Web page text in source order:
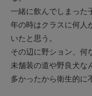
一緒に飲んでしまった
年の時はクラスに何人
いたと思う。
その辺に野ション、何
未舗装の道や野良犬な
多かったから衛生的